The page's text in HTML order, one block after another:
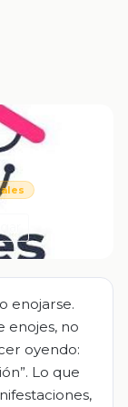
enojarse.
enojes, no
oyendo:
Lo que